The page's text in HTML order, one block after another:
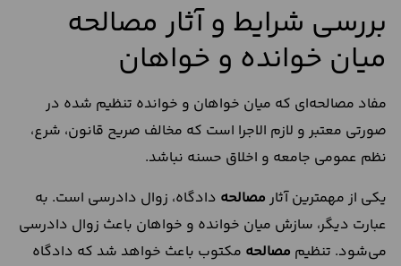
بررسی شرایط و آثار مصالحه
میان خوانده و خواهان
مفاد مصالحه‌ای که میان خواهان و خوانده تنظیم شده در
صورتی معتبر و لازم الاجرا است که مخالف صریح قانون، شرع،
نظم عمومی جامعه و اخلاق حسنه نباشد.
یکی از مهمترین آثار مصالحه دادگاه، زوال دادرسی است. به
عبارت دیگر، سازش میان خوانده و خواهان باعث زوال دادرسی
می‌شود. تنظیم مصالحه مکتوب باعث خواهد شد که دادگاه